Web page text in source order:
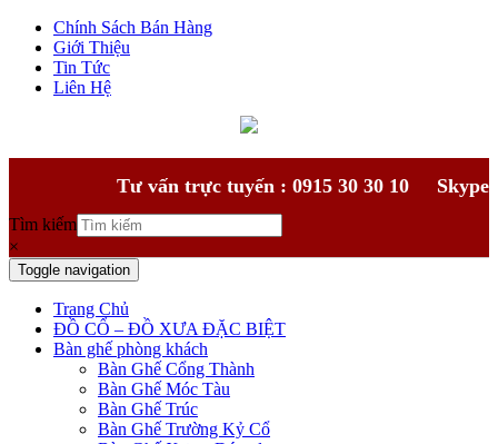
Chính Sách Bán Hàng
Giới Thiệu
Tin Tức
Liên Hệ
Tư vấn trực tuyến : 0915 30 30 10 Skype
Tìm kiếm
×
Toggle navigation
Trang Chủ
ĐỒ CỔ – ĐỒ XƯA ĐẶC BIỆT
Bàn ghế phòng khách
Bàn Ghế Cổng Thành
Bàn Ghế Móc Tàu
Bàn Ghế Trúc
Bàn Ghế Trường Kỷ Cổ